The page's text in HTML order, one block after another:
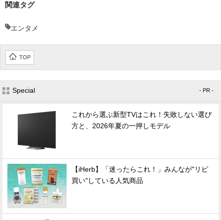
関連タグ
エンタメ
TOP
Special - PR -
これから選ぶ新型TVはこれ！失敗しない選び
方と、2026年夏の一押しモデル
【iHerb】「迷ったらこれ！」みんなが"リピ
買い"している人気商品